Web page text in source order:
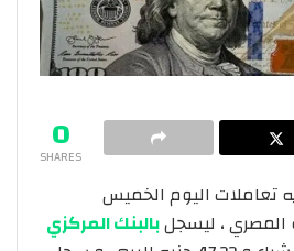
0
SHARES
تعاملات اليوم الخميس
بالبنك المركزي